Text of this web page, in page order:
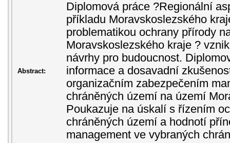
Abstract:
Diplomová práce ?Regionální
příkladu Moravskoslezského
problematikou ochrany přírody
Moravskoslezského kraje ?
návrhy pro budoucnost.
informace a dosavadní
organizačním zabezpečením
chráněných území na území
Poukazuje na úskalí s řízením
chráněných území a hodnotí
management ve vybraných